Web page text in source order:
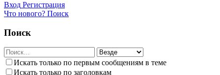
Вход Регистрация
Что нового? Поиск
Поиск
Искать только по первым сообщениям в теме
Искать только по заголовкам